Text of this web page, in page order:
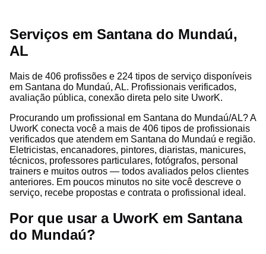
Serviços em Santana do Mundaú,
AL
Mais de 406 profissões e 224 tipos de serviço disponíveis
em Santana do Mundaú, AL. Profissionais verificados,
avaliação pública, conexão direta pelo site UworK.
Procurando um profissional em Santana do Mundaú/AL? A
UworK conecta você a mais de 406 tipos de profissionais
verificados que atendem em Santana do Mundaú e região.
Eletricistas, encanadores, pintores, diaristas, manicures,
técnicos, professores particulares, fotógrafos, personal
trainers e muitos outros — todos avaliados pelos clientes
anteriores. Em poucos minutos no site você descreve o
serviço, recebe propostas e contrata o profissional ideal.
Por que usar a UworK em Santana
do Mundaú?